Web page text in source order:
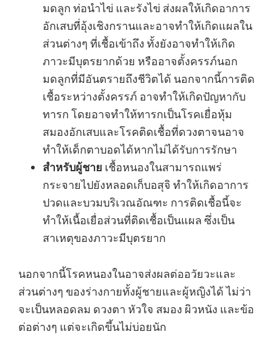
มดลูก ท่อนำไข่ และรังไข่ ส่งผลให้เกิดอาการ
อักเสบที่อุ้งเชิงกรานและอาจทำให้เกิดแผลใน
ส่วนต่างๆ ที่เชื้อเข้าถึง ทั้งยังอาจทำให้เกิด
ภาวะมีบุตรยากด้วย หรืออาจตั้งครรภ์นอก
มดลูกที่มีอันตรายถึงชีวิตได้ นอกจากนี้การติด
เชื้อระหว่างตั้งครรภ์ อาจทำให้เกิดปัญหากับ
ทารก โดยอาจทำให้ทารกเป็นโรคเยื่อหุ้ม
สมองอักเสบและโรคติดเชื้อที่ดวงตาจนอาจ
ทำให้เด็กตาบอดได้หากไม่ได้รับการรักษา
สำหรับผู้ชาย เชื้อหนองในสามารถแพร่
กระจายไปยังหลอดเก็บอสุจิ ทำให้เกิดอาการ
ปวดและบวมบริเวณอัณฑะ การติดเชื้อนี้จะ
ทำให้เนื้อเยื่อส่วนที่ติดเชื้อเป็นแผล ซึ่งเป็น
สาเหตุของภาวะมีบุตรยาก
นอกจากนี้โรคหนองในอาจส่งผลต่ออวัยวะและ
ส่วนต่างๆ ของร่างกายทั้งผู้ชายและผู้หญิงได้ ไม่ว่า
จะเป็นหลอดลม ดวงตา หัวใจ สมอง ผิวหนัง และข้อ
ต่อต่างๆ แต่จะเกิดขึ้นไม่บ่อยนัก